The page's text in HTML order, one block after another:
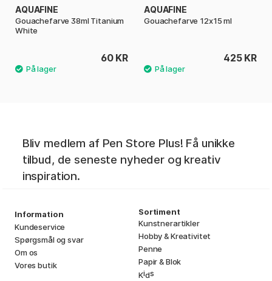
AQUAFINE
Gouachefarve 38ml Titanium
White
60 KR
AQUAFINE
Gouachefarve 12x15 ml
425 KR
Bliv medlem af Pen Store Plus! Få unikke
tilbud, de seneste nyheder og kreativ
inspiration.
Information
Kundeservice
Spørgsmål og svar
Om os
Vores butik
Sortiment
Kunstnerartikler
Hobby & Kreativitet
Penne
Papir & Blok
Kids